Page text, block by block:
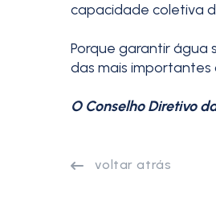
capacidade coletiva
Porque garantir água
das mais importantes
O Conselho Diretivo
voltar atrás